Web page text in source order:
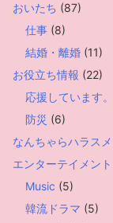
おいたち (87)
仕事 (8)
結婚・離婚 (11)
お役立ち情報 (22)
応援しています。
防災 (6)
なんちゃらハラスメ
エンターテイメント
Music (5)
韓流ドラマ (5)